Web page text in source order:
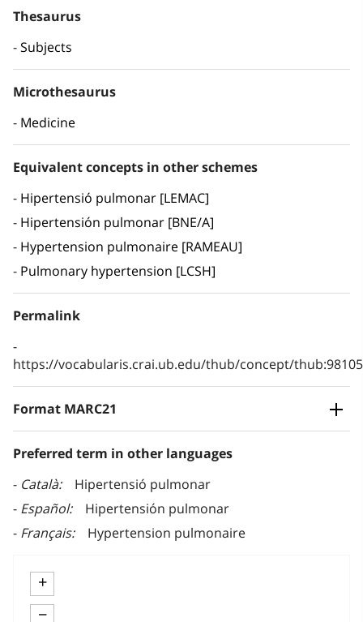
Thesaurus
Subjects
Microthesaurus
Medicine
Equivalent concepts in other schemes
Hipertensió pulmonar [LEMAC]
Hipertensión pulmonar [BNE/A]
Hypertension pulmonaire [RAMEAU]
Pulmonary hypertension [LCSH]
Permalink
https://vocabularis.crai.ub.edu/thub/concept/
Format MARC21
Preferred term in other languages
Català
Hipertensió pulmonar
Español
Hipertensión pulmonar
Français
Hypertension pulmonaire
+
−